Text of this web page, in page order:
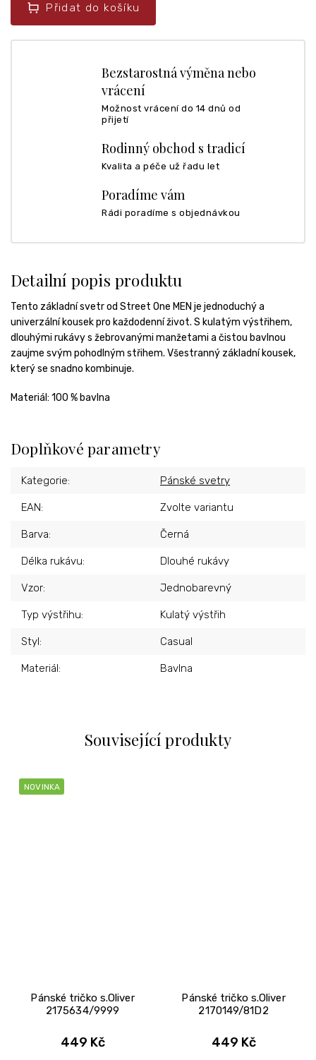
Přidat do košíku
Bezstarostná výměna nebo
vrácení
Možnost vrácení do 14 dnů od
přijetí
Rodinný obchod s tradicí
Kvalita a péče už řadu let
Poradíme vám
Rádi poradíme s objednávkou
Související produkty
NOVINKA
Pánské tričko s.Oliver
2175634/9999
449 Kč
Pánské tričko s.Oliver
2170149/81D2
449 Kč
Detailní popis produktu
Tento základní svetr od Street One MEN je jednoduchý a
univerzální kousek pro každodenní život. S kulatým výstřihem,
dlouhými rukávy s žebrovanými manžetami a čistou bavlnou
zaujme svým pohodlným střihem. Všestranný základní kousek,
který se snadno kombinuje.
Materiál: 100 % bavlna
Doplňkové parametry
Kategorie: Pánské svetry
EAN: Zvolte variantu
Barva: Černá
Délka rukávu: Dlouhé rukávy
Vzor: Jednobarevný
Typ výstřihu: Kulatý výstřih
Styl: Casual
Materiál: Bavlna